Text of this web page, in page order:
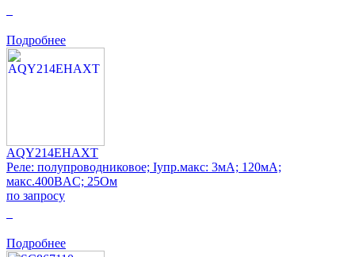
Подробнее
AQY214EHAXT
Реле: полупроводниковое; Iупр.макс: 3мА; 120мА;
макс.400ВAC; 25Ом
по запросу
Подробнее